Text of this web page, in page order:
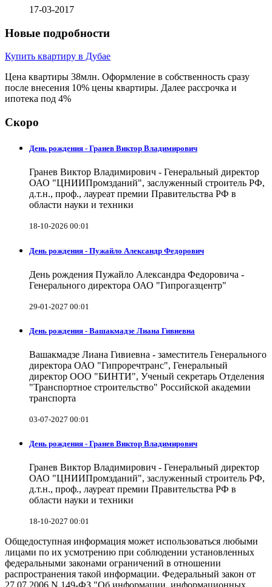
17-03-2017
Новые подробности
Купить квартиру в Дубае
Цена квартиры 38млн. Оформление в собственность сразу
после внесения 10% цены квартиры. Далее рассрочка и
ипотека под 4%
Скоро
День рождения - Гранев Виктор Владимирович
Гранев Виктор Владимирович - Генеральный директор
ОАО "ЦНИИПромзданий", заслуженный строитель РФ,
д.т.н., проф., лауреат премии Правительства РФ в
области науки и техники
18-10-2026 00:01
День рождения - Пужайло Александр Федорович
День рождения Пужайло Александра Федоровича -
Генерального директора ОАО "Гипрогазцентр"
29-01-2027 00:01
День рождения - Вашакмадзе Лиана Гивиевна
Вашакмадзе Лиана Гивиевна - заместитель Генерального
директора ОАО "Гипроречтранс", Генеральный
директор ООО "БИНТИ", Ученый секретарь Отделения
"Транспортное строительство" Российской академии
транспорта
03-07-2027 00:01
День рождения - Гранев Виктор Владимирович
Гранев Виктор Владимирович - Генеральный директор
ОАО "ЦНИИПромзданий", заслуженный строитель РФ,
д.т.н., проф., лауреат премии Правительства РФ в
области науки и техники
18-10-2027 00:01
Общедоступная информация может использоваться любыми
лицами по их усмотрению при соблюдении установленных
федеральными законами ограничений в отношении
распространения такой информации. Федеральный закон от